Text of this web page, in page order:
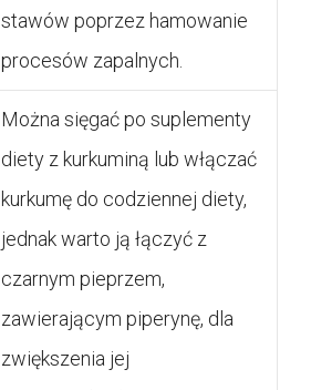
stawów poprzez hamowanie
procesów zapalnych.
Można sięgać po suplementy
diety z kurkuminą lub włączać
kurkumę do codziennej diety,
jednak warto ją łączyć z
czarnym pieprzem,
zawierającym piperynę, dla
zwiększenia jej